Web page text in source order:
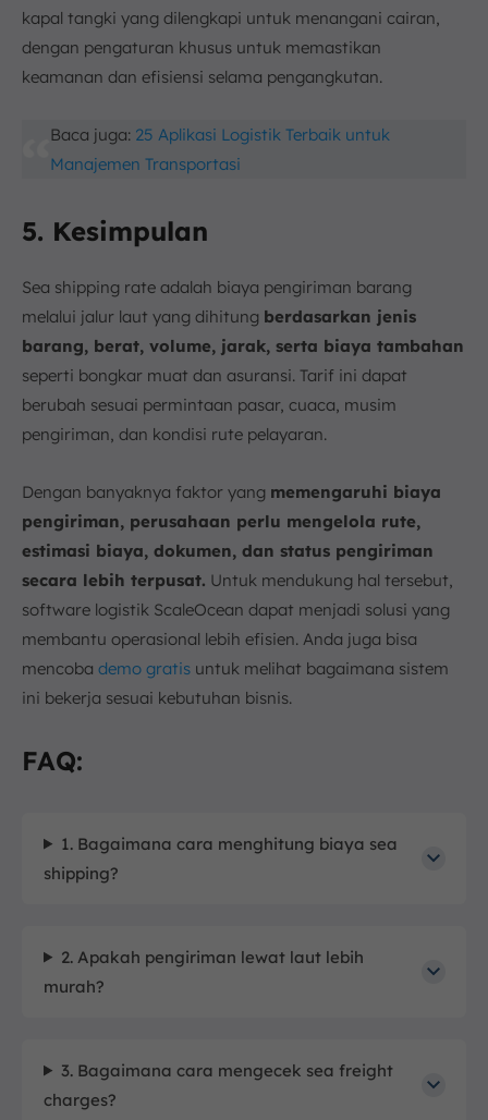
kapal tangki yang dilengkapi untuk menangani cairan,
dengan pengaturan khusus untuk memastikan
keamanan dan efisiensi selama pengangkutan.
Baca juga: 25 Aplikasi Logistik Terbaik untuk
Manajemen Transportasi
5. Kesimpulan
Sea shipping rate adalah biaya pengiriman barang
melalui jalur laut yang dihitung berdasarkan jenis
barang, berat, volume, jarak, serta biaya tambahan
seperti bongkar muat dan asuransi. Tarif ini dapat
berubah sesuai permintaan pasar, cuaca, musim
pengiriman, dan kondisi rute pelayaran.
Dengan banyaknya faktor yang memengaruhi biaya
pengiriman, perusahaan perlu mengelola rute,
estimasi biaya, dokumen, dan status pengiriman
secara lebih terpusat. Untuk mendukung hal tersebut,
software logistik ScaleOcean dapat menjadi solusi yang
membantu operasional lebih efisien. Anda juga bisa
mencoba demo gratis untuk melihat bagaimana sistem
ini bekerja sesuai kebutuhan bisnis.
FAQ:
1. Bagaimana cara menghitung biaya sea
shipping?
2. Apakah pengiriman lewat laut lebih
murah?
3. Bagaimana cara mengecek sea freight
charges?